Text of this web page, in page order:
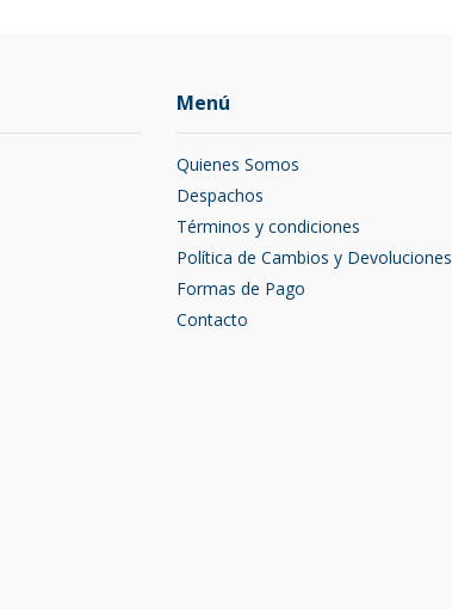
Menú
Quienes Somos
Despachos
Términos y condiciones
Política de Cambios y Devoluciones
Formas de Pago
Contacto